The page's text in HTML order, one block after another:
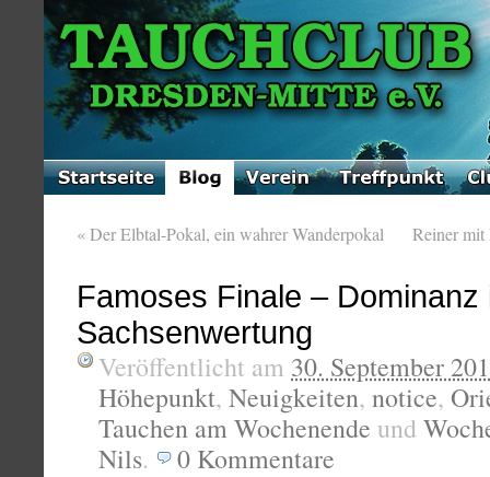
«Der Elbtal-Pokal, ein wahrer Wanderpokal Reiner mit
Famoses Finale – Dominanz
Sachsenwertung
Veröffentlicht am 30. September
Höhepunkt, Neuigkeiten, notice,
Tauchen am Wochenende und
Nils. 0 Kommentare